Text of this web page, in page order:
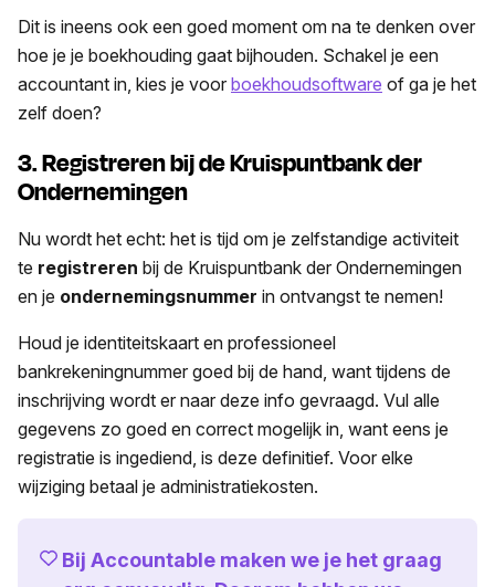
Dit is ineens ook een goed moment om na te denken over
hoe je je boekhouding gaat bijhouden. Schakel je een
accountant in, kies je voor boekhoudsoftware of ga je het
zelf doen?
3. Registreren bij de Kruispuntbank der
Ondernemingen
Nu wordt het echt: het is tijd om je zelfstandige activiteit
te registreren bij de Kruispuntbank der Ondernemingen
en je ondernemingsnummer in ontvangst te nemen!
Houd je identiteitskaart en professioneel
bankrekeningnummer goed bij de hand, want tijdens de
inschrijving wordt er naar deze info gevraagd. Vul alle
gegevens zo goed en correct mogelijk in, want eens je
registratie is ingediend, is deze definitief. Voor elke
wijziging betaal je administratiekosten.
Bij Accountable maken we je het graag